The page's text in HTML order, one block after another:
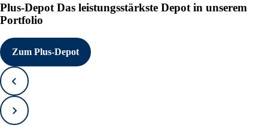
Plus-Depot Das leistungsstärkste Depot in unserem
Portfolio
Zum Plus-Depot
Zurück
Vorwärts